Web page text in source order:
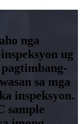
nga
ug
sa mga
inspeksyon.
sample